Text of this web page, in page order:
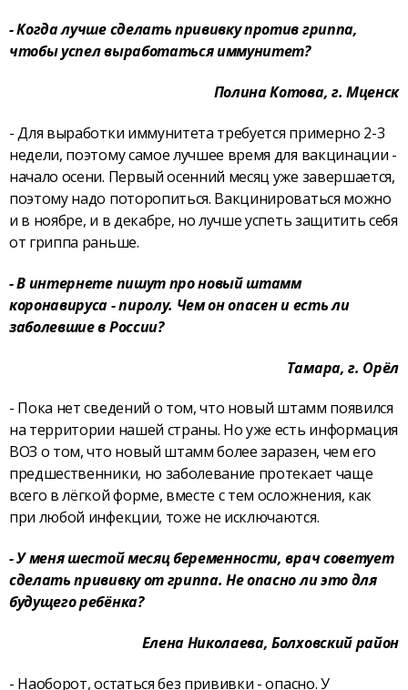
- Когда лучше сделать прививку против гриппа,
чтобы успел выработаться иммунитет?
Полина Котова, г. Мценск
- Для выработки иммунитета требуется примерно 2-3
недели, поэтому самое лучшее время для вакцинации -
начало осени. Первый осенний месяц уже завершается,
поэтому надо поторопиться. Вакцинироваться можно
и в ноябре, и в декабре, но лучше успеть защитить себя
от гриппа раньше.
- В интернете пишут про новый штамм
коронавируса - пиролу. Чем он опасен и есть ли
заболевшие в России?
Тамара, г. Орёл
- Пока нет сведений о том, что новый штамм появился
на территории нашей страны. Но уже есть информация
ВОЗ о том, что новый штамм более заразен, чем его
предшественники, но заболевание протекает чаще
всего в лёгкой форме, вместе с тем осложнения, как
при любой инфекции, тоже не исключаются.
- У меня шестой месяц беременности, врач советует
сделать прививку от гриппа. Не опасно ли это для
будущего ребёнка?
Елена Николаева, Болховский район
- Наоборот, остаться без прививки - опасно. У